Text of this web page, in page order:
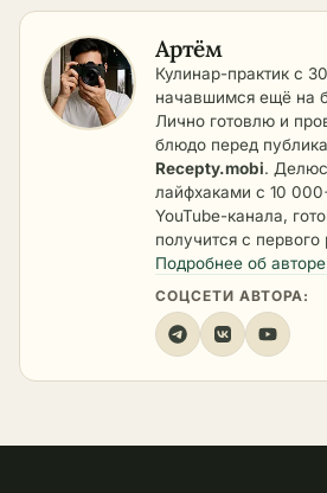
Артём
Кулинар-практик с
начавшимся ещё на
Лично готовлю и
блюдо перед
Recepty.mobi.
лайфхаками с 10
YouTube-канала,
получится с первого
Подробнее об
СОЦСЕТИ АВТОРА: